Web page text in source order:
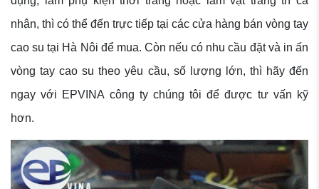
nhân, thì có thể đến trực tiếp tại các cửa hàng bán vòng tay
cao su tại Hà Nôi để mua. Còn nếu có nhu cầu đặt và in ấn
vòng tay cao su theo yêu cầu, số lượng lớn, thì hãy đến
ngay với EPVINA công ty chúng tôi để được tư vấn kỹ
hơn.